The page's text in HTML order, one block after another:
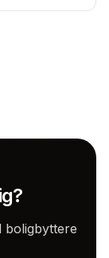
boligbyttere